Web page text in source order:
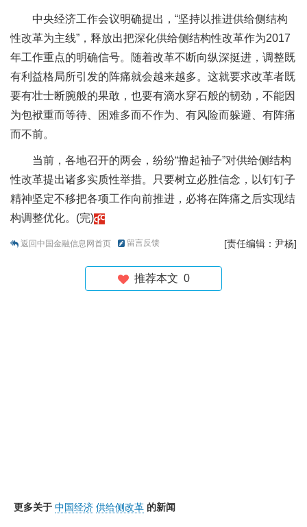
中央经济工作会议明确提出，“坚持以推进供给侧结构
性改革为主线”，释放出把深化供给侧结构性改革作为2017
年工作重点的明确信号。随着改革不断向纵深挺进，调整既
有利益格局所引发的阵痛就会越来越多。这就要求改革者既
要有壮士断腕般的果敢，也要有滴水穿石般的韧劲，不能因
为包袱重而等待、困难多而不作为、有风险而躲避、有阵痛
而不前。
当前，各地召开的两会，纷纷“撸起袖子”对供给侧结构
性改革提出诸多实质性举措。只要树立必胜信念，以钉钉子
精神坚定不移把各项工作向前推进，必将在阵痛之后实现结
构调整优化。(完)
返回中国金融信息网首页 留言反馈 [责任编辑：尹杨]
推荐本文 0
更多关于 中国经济 供给侧改革 的新闻